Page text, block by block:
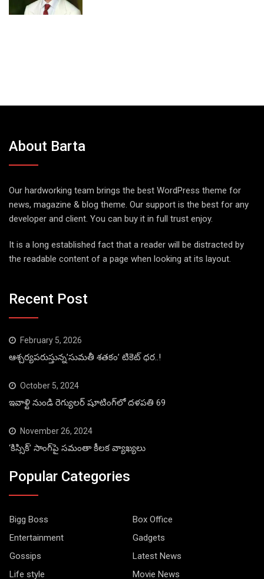
About Barta
Our hardworking team brings the best WordPress theme for
news, magazine & blog theme. Our support is the best for any
developer and client. You can buy it in full trust enjoy.
It is a long established fact that a reader will be distracted by
the readable content of a page when looking at its layout.
Recent Post
February 5, 2026
ఆశ్చర్యపరుస్తున్న’సుమతీ శతకం’ టికెట్ ధర..!
October 5, 2024
ఇవాళ్టి నుండి రెగ్యులర్ షూటింగ్‌లో దళపతి 69
November 26, 2024
‘కిస్సిక్’ సాంగ్‌పై సమంతా కీలక వ్యాఖ్యలు
Popular Categories
Bigg Boss
Box Office
Entertainment
Gadgets
Gossips
Latest News
Life style
Movie News